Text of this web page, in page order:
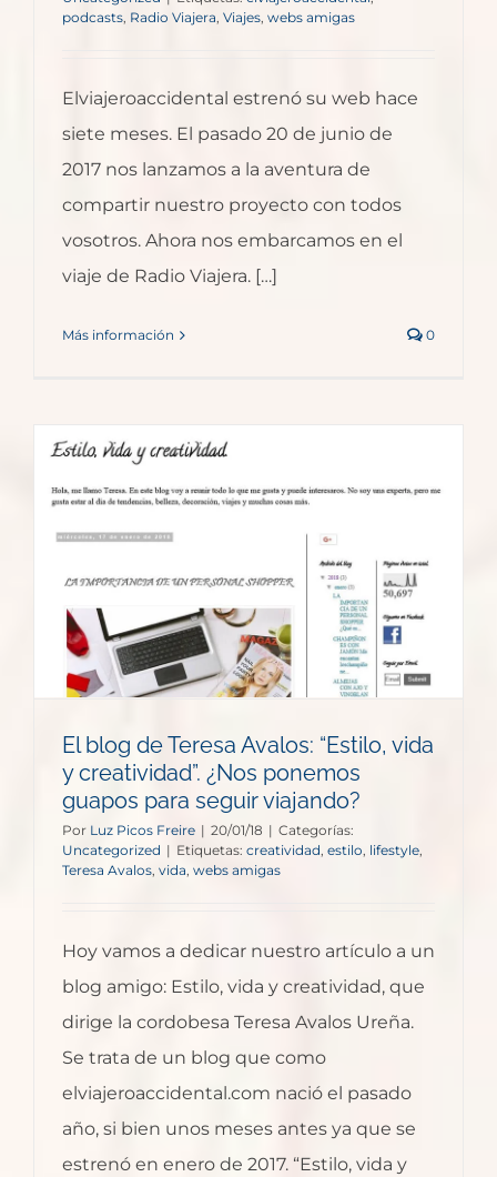
podcasts, Radio Viajera, Viajes, webs amigas
Elviajeroaccidental estrenó su web hace
siete meses. El pasado 20 de junio de
2017 nos lanzamos a la aventura de
compartir nuestro proyecto con todos
vosotros. Ahora nos embarcamos en el
viaje de Radio Viajera. […]
Más información 0
El blog de Teresa Avalos: “Estilo, vida
y creatividad”. ¿Nos ponemos
guapos para seguir viajando?
Por Luz Picos Freire | 20/01/18 | Categorías:
Uncategorized | Etiquetas: creatividad, estilo, lifestyle,
Teresa Avalos, vida, webs amigas
Hoy vamos a dedicar nuestro artículo a un
blog amigo: Estilo, vida y creatividad, que
dirige la cordobesa Teresa Avalos Ureña.
Se trata de un blog que como
elviajeroaccidental.com nació el pasado
año, si bien unos meses antes ya que se
estrenó en enero de 2017. “Estilo, vida y